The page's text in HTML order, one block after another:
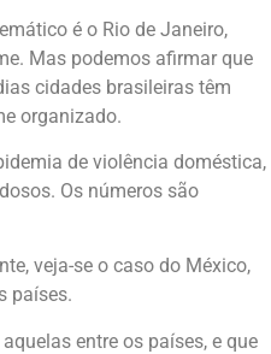
é o Rio de Janeiro,
Mas podemos afirmar que
cidades brasileiras têm
organizado.
de violência doméstica,
Os números são
veja-se o caso do México,
países.
entre os países, e que